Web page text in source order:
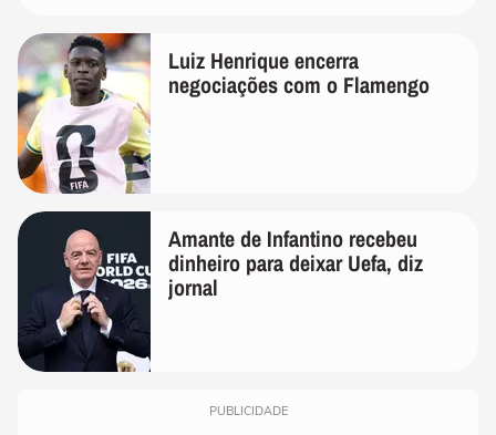
Luiz Henrique encerra
negociações com o Flamengo
Amante de Infantino recebeu
dinheiro para deixar Uefa, diz
jornal
PUBLICIDADE